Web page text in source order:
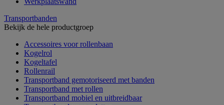
Transportbanden
Bekijk de hele productgroep
Accessoires voor rollenbaan
Kogelrol
Kogeltafel
Rollenrail
Transportband gemotoriseerd met banden
Transportband met rollen
Transportband mobiel en uitbreidbaar